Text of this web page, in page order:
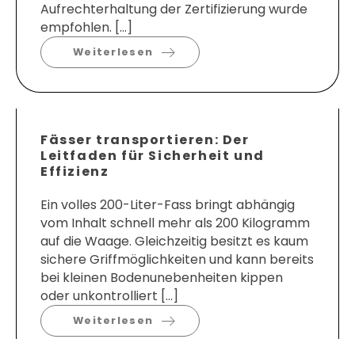
Aufrechterhaltung der Zertifizierung wurde
empfohlen. […]
Weiterlesen
Fässer transportieren: Der
Leitfaden für Sicherheit und
Effizienz
Ein volles 200-Liter-Fass bringt abhängig
vom Inhalt schnell mehr als 200 Kilogramm
auf die Waage. Gleichzeitig besitzt es kaum
sichere Griffmöglichkeiten und kann bereits
bei kleinen Bodenunebenheiten kippen
oder unkontrolliert […]
Weiterlesen